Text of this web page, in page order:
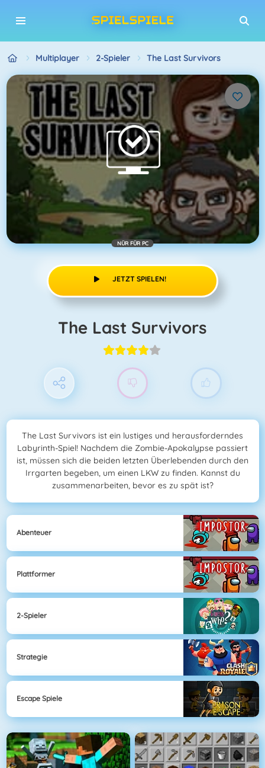
Multiplayer 2-Spieler The Last Survivors
NÜR FÜR PC
JETZT SPIELEN!
The Last Survivors
The Last Survivors ist ein lustiges und herausforderndes
Labyrinth-Spiel! Nachdem die Zombie-Apokalypse passiert
ist, müssen sich die beiden letzten Überlebenden durch den
Irrgarten begeben, um einen LKW zu finden. Kannst du
zusammenarbeiten, bevor es zu spät ist?
Abenteuer
Plattformer
2-Spieler
Strategie
Escape Spiele